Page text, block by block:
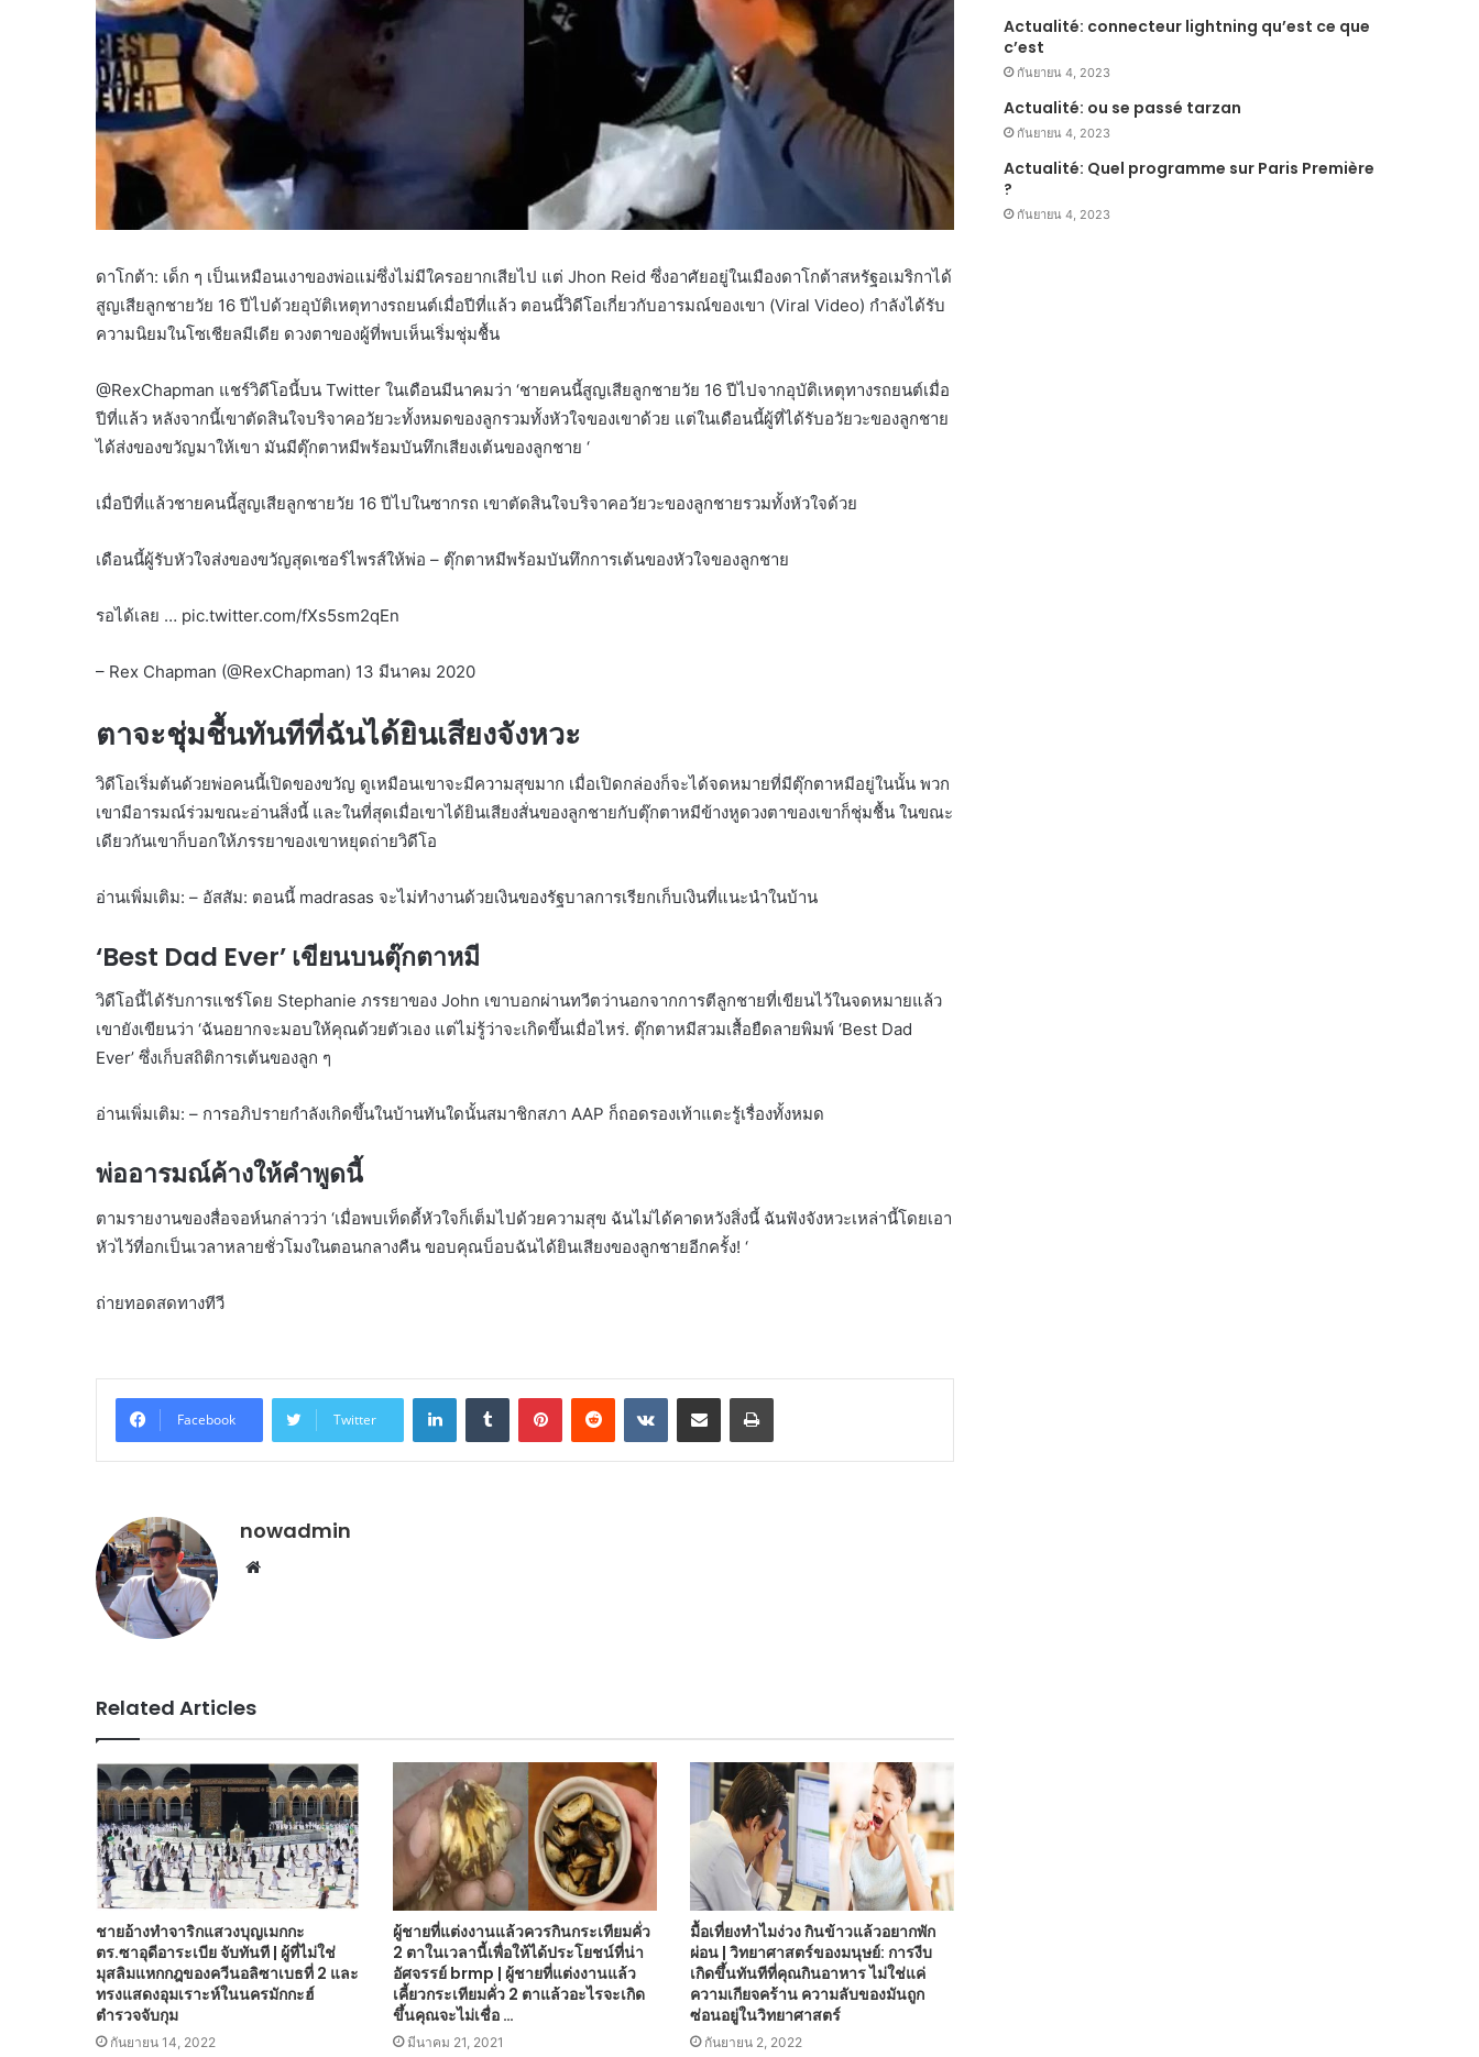
ดาโกต้า: เด็ก ๆ เป็นเหมือนเงาของพ่อแม่ซึ่งไม่มีใครอยากเสียไป แต่ Jhon Reid ซึ่งอาศัยอยู่ในเมืองดาโกต้าสหรัฐอเมริกาได้
สูญเสียลูกชายวัย 16 ปีไปด้วยอุบัติเหตุทางรถยนต์เมื่อปีที่แล้ว ตอนนี้วิดีโอเกี่ยวกับอารมณ์ของเขา (Viral Video) กำลังได้รับ
ความนิยมในโซเชียลมีเดีย ดวงตาของผู้ที่พบเห็นเริ่มชุ่มชื้น
@RexChapman แชร์วิดีโอนี้บน Twitter ในเดือนมีนาคมว่า ‘ชายคนนี้สูญเสียลูกชายวัย 16 ปีไปจากอุบัติเหตุทางรถยนต์เมื่อ
ปีที่แล้ว หลังจากนี้เขาตัดสินใจบริจาคอวัยวะทั้งหมดของลูกรวมทั้งหัวใจของเขาด้วย แต่ในเดือนนี้ผู้ที่ได้รับอวัยวะของลูกชาย
ได้ส่งของขวัญมาให้เขา มันมีตุ๊กตาหมีพร้อมบันทึกเสียงเต้นของลูกชาย ‘
เมื่อปีที่แล้วชายคนนี้สูญเสียลูกชายวัย 16 ปีไปในซากรถ เขาตัดสินใจบริจาคอวัยวะของลูกชายรวมทั้งหัวใจด้วย
เดือนนี้ผู้รับหัวใจส่งของขวัญสุดเซอร์ไพรส์ให้พ่อ – ตุ๊กตาหมีพร้อมบันทึกการเต้นของหัวใจของลูกชาย
รอได้เลย … pic.twitter.com/fXs5sm2qEn
– Rex Chapman (@RexChapman) 13 มีนาคม 2020
ตาจะชุ่มชื้นทันทีที่ฉันได้ยินเสียงจังหวะ
วิดีโอเริ่มต้นด้วยพ่อคนนี้เปิดของขวัญ ดูเหมือนเขาจะมีความสุขมาก เมื่อเปิดกล่องก็จะได้จดหมายที่มีตุ๊กตาหมีอยู่ในนั้น พวก
เขามีอารมณ์ร่วมขณะอ่านสิ่งนี้ และในที่สุดเมื่อเขาได้ยินเสียงสั่นของลูกชายกับตุ๊กตาหมีข้างหูดวงตาของเขาก็ชุ่มชื้น ในขณะ
เดียวกันเขาก็บอกให้ภรรยาของเขาหยุดถ่ายวิดีโอ
อ่านเพิ่มเติม: – อัสสัม: ตอนนี้ madrasas จะไม่ทำงานด้วยเงินของรัฐบาลการเรียกเก็บเงินที่แนะนำในบ้าน
‘Best Dad Ever’ เขียนบนตุ๊กตาหมี
วิดีโอนี้ได้รับการแชร์โดย Stephanie ภรรยาของ John เขาบอกผ่านทวีตว่านอกจากการตีลูกชายที่เขียนไว้ในจดหมายแล้ว
เขายังเขียนว่า ‘ฉันอยากจะมอบให้คุณด้วยตัวเอง แต่ไม่รู้ว่าจะเกิดขึ้นเมื่อไหร่. ตุ๊กตาหมีสวมเสื้อยืดลายพิมพ์ ‘Best Dad
Ever’ ซึ่งเก็บสถิติการเต้นของลูก ๆ
อ่านเพิ่มเติม: – การอภิปรายกำลังเกิดขึ้นในบ้านทันใดนั้นสมาชิกสภา AAP ก็ถอดรองเท้าแตะรู้เรื่องทั้งหมด
พ่ออารมณ์ค้างให้คำพูดนี้
ตามรายงานของสื่อจอห์นกล่าวว่า ‘เมื่อพบเท็ดดี้หัวใจก็เต็มไปด้วยความสุข ฉันไม่ได้คาดหวังสิ่งนี้ ฉันฟังจังหวะเหล่านี้โดยเอา
หัวไว้ที่อกเป็นเวลาหลายชั่วโมงในตอนกลางคืน ขอบคุณบ็อบฉันได้ยินเสียงของลูกชายอีกครั้ง! ‘
ถ่ายทอดสดทางทีวี
Facebook Twitter
LinkedInTumblr PinterestReddit VKontakteShare via Email Print
nowadmin
Website
Related Articles
ชายอ้างทำจาริกแสวงบุญเมกกะ
ตร.ซาอุดีอาระเบีย จับทันที | ผู้ที่ไม่ใช่
มุสลิมแหกกฎของควีนอลิซาเบธที่ 2 และ
ทรงแสดงอุมเราะห์ในนครมักกะฮ์
ตำรวจจับกุม
กันยายน 14, 2022
ผู้ชายที่แต่งงานแล้วควรกินกระเทียมคั่ว
2 ตาในเวลานี้เพื่อให้ได้ประโยชน์ที่น่า
อัศจรรย์ brmp | ผู้ชายที่แต่งงานแล้ว
เคี้ยวกระเทียมคั่ว 2 ตาแล้วอะไรจะเกิด
ขึ้นคุณจะไม่เชื่อ …
มีนาคม 21, 2021
มื้อเที่ยงทำไมง่วง กินข้าวแล้วอยากพัก
ผ่อน | วิทยาศาสตร์ของมนุษย์: การงีบ
เกิดขึ้นทันทีที่คุณกินอาหาร ไม่ใช่แค่
ความเกียจคร้าน ความลับของมันถูก
ซ่อนอยู่ในวิทยาศาสตร์
กันยายน 2, 2022
Actualité: connecteur lightning qu’est ce que
c’est
กันยายน 4, 2023
Actualité: ou se passé tarzan
กันยายน 4, 2023
Actualité: Quel programme sur Paris Première
?
กันยายน 4, 2023